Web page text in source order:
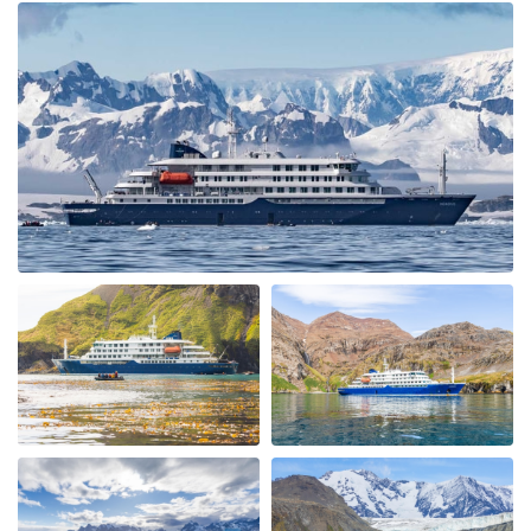
comforts a great crew, hospitality and expedition
leaders team that were so helpful, educated and made it
a fantastic trip. After crossing the Drakes passage
which was relatively smooth we visited Wihemina Bay &
Neko Harbour. We were soon out in the Zodiac boats
exploring the Bays seeing Humpback Whales & Killers
Whales. The ice conditions allowed us to cross the
"Antarctic Circle" with Petrals, Albatrosses & Fulmars
following us. We had a spectacular ship cruise through
the "Gunnel" towards Marguerite Bay a place I had
heard alot about and it was fantastic with incredible
icebergs and Peninsular beauty in the background. We
visited Stonington Island and with old USA and British
Antarctic Bases, what a piece of history, very
interesting. Moving back up the west coast of the
Peninsular we also visited Salpetiere Bay and Peterman
Island. Back in the Zodiacs again to explore and most
days we were out in them morning and afternoon. Back
for lunch in-between and superb dining. More Whales
spotted at Foyn Harbour & Cievra Cove and visited the